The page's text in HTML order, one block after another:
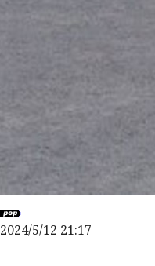
2024/5/12 21:17